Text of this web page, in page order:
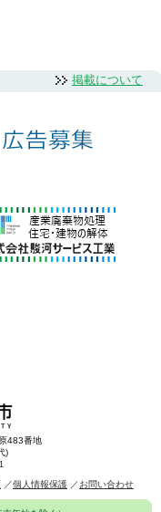
掲載について
483番地
)
個人情報保護 お問い合わせ